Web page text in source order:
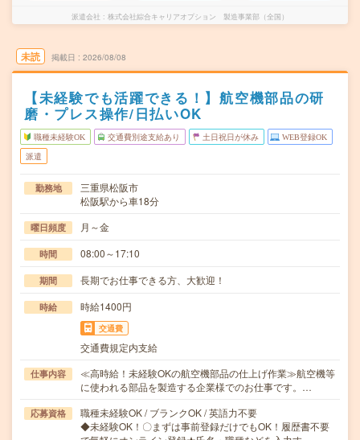
派遣会社 株式会社綜合キャリアオプション 製造事業部（全国）
未読 掲載日 2026/08/08
【未経験でも活躍できる！】航空機部品の研
磨・プレス操作/日払いOK
職種未経験OK 交通費別途支給あり 土日祝日が休み WEB登録OK
派遣
勤務地
三重県松阪市
松阪駅から車18分
曜日頻度 月～金
時間 08:00～17:10
期間 長期でお仕事できる方、大歓迎！
時給 時給1400円
交通費
交通費規定内支給
仕事内容
≪高時給！未経験OKの航空機部品の仕上げ作業≫航空機等
に使われる部品を製造する企業様でのお仕事です。…
応募資格
職種未経験OK / ブランクOK / 英語力不要
◆未経験OK！〇まずは事前登録だけでもOK！履歴書不要